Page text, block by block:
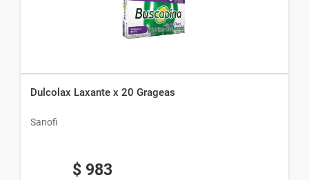
Dulcolax Laxante x 20 Grageas
Sanofi
$ 983